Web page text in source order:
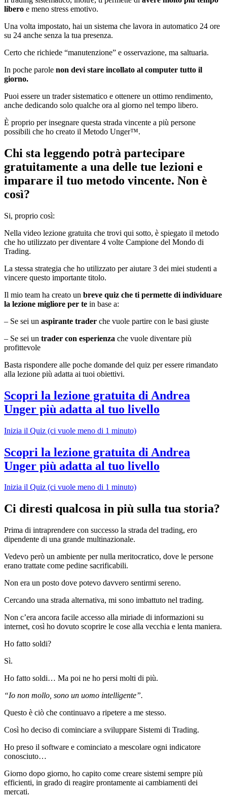
libero e meno stress emotivo.
Una volta impostato, hai un sistema che lavora in automatico 24 ore
su 24 anche senza la tua presenza.
Certo che richiede “manutenzione” e osservazione, ma saltuaria.
In poche parole non devi stare incollato al computer tutto il
giorno.
Puoi essere un trader sistematico e ottenere un ottimo rendimento,
anche dedicando solo qualche ora al giorno nel tempo libero.
È proprio per insegnare questa strada vincente a più persone
possibili che ho creato il Metodo Unger™.
Chi sta leggendo potrà partecipare
gratuitamente a una delle tue lezioni e
imparare il tuo metodo vincente. Non è
così?
Si, proprio così:
Nella video lezione gratuita che trovi qui sotto, è spiegato il metodo
che ho utilizzato per diventare 4 volte Campione del Mondo di
Trading.
La stessa strategia che ho utilizzato per aiutare 3 dei miei studenti a
vincere questo importante titolo.
Il mio team ha creato un breve quiz che ti permette di individuare
la lezione migliore per te in base a:
– Se sei un aspirante trader che vuole partire con le basi giuste
– Se sei un trader con esperienza che vuole diventare più
profittevole
Basta rispondere alle poche domande del quiz per essere rimandato
alla lezione più adatta ai tuoi obiettivi.
Scopri la lezione gratuita di Andrea
Unger più adatta al tuo livello
Inizia il Quiz (ci vuole meno di 1 minuto)
Scopri la lezione gratuita di Andrea
Unger più adatta al tuo livello
Inizia il Quiz (ci vuole meno di 1 minuto)
Ci diresti qualcosa in più sulla tua storia?
Prima di intraprendere con successo la strada del trading, ero
dipendente di una grande multinazionale.
Vedevo però un ambiente per nulla meritocratico, dove le persone
erano trattate come pedine sacrificabili.
Non era un posto dove potevo davvero sentirmi sereno.
Cercando una strada alternativa, mi sono imbattuto nel trading.
Non c’era ancora facile accesso alla miriade di informazioni su
internet, così ho dovuto scoprire le cose alla vecchia e lenta maniera.
Ho fatto soldi?
Sì.
Ho fatto soldi… Ma poi ne ho persi molti di più.
“Io non mollo, sono un uomo intelligente”.
Questo è ciò che continuavo a ripetere a me stesso.
Così ho deciso di cominciare a sviluppare Sistemi di Trading.
Ho preso il software e cominciato a mescolare ogni indicatore
conosciuto…
Giorno dopo giorno, ho capito come creare sistemi sempre più
efficienti, in grado di reagire prontamente ai cambiamenti dei
mercati.